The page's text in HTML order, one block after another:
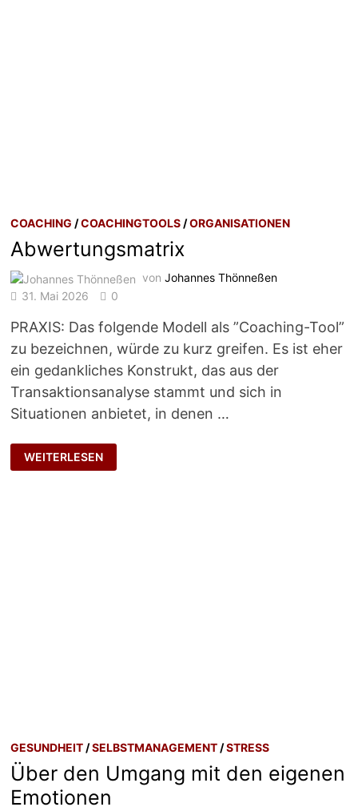
COACHING /COACHINGTOOLS /ORGANISATIONEN
Abwertungsmatrix
vonJohannes Thönneßen
31. Mai 2026
0
PRAXIS: Das folgende Modell als ”Coaching-Tool”
zu bezeichnen, würde zu kurz greifen. Es ist eher
ein gedankliches Konstrukt, das aus der
Transaktionsanalyse stammt und sich in
Situationen anbietet, in denen …
ABWERTUNGSMATRIX
WEITERLESEN
GESUNDHEIT/SELBSTMANAGEMENT/STRESS
Über den Umgang mit den eigenen
Emotionen